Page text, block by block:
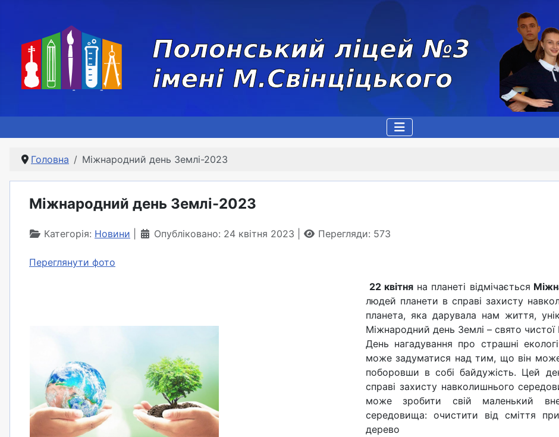
Головна Міжнародний день Землі-2023
Міжнародний день Землі-2023
Категорія: Новини Опубліковано: 24 квітня 2023 Перегляди: 573
Переглянути фото
22 квітня на планеті відмічається
людей планети в справі захисту
планета, яка дарувала нам життя,
Міжнародний день Землі – свято чистої
День нагадування про страшні
може задуматися над тим, що він може
поборовши в собі байдужість. Цей
справі захисту навколишнього
може зробити свій маленький
середовища: очистити від сміття
дерево